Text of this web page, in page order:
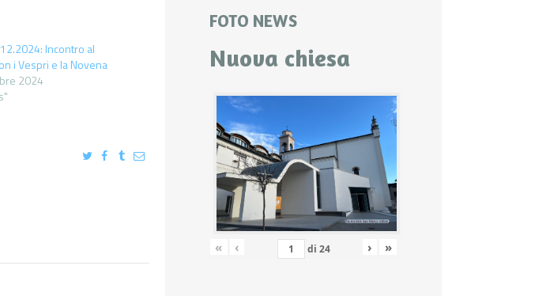
Incontro al
i Vespri e la Novena
2024
FOTO NEWS
Nuova chiesa
« ‹ di 24 › »